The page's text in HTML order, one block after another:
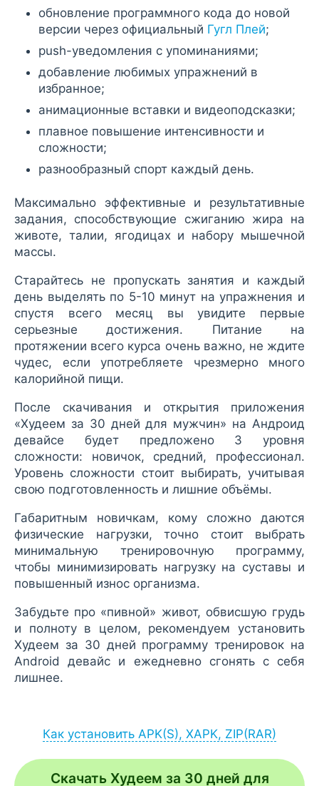
обновление программного кода до новой
версии через официальный Гугл Плей;
push-уведомления с упоминаниями;
добавление любимых упражнений в
избранное;
анимационные вставки и видеоподсказки;
плавное повышение интенсивности и
сложности;
разнообразный спорт каждый день.
Максимально эффективные и результативные
задания, способствующие сжиганию жира на
животе, талии, ягодицах и набору мышечной
массы.
Старайтесь не пропускать занятия и каждый
день выделять по 5-10 минут на упражнения и
спустя всего месяц вы увидите первые
серьезные достижения. Питание на
протяжении всего курса очень важно, не ждите
чудес, если употребляете чрезмерно много
калорийной пищи.
После скачивания и открытия приложения
«Худеем за 30 дней для мужчин» на Андроид
девайсе будет предложено 3 уровня
сложности: новичок, средний, профессионал.
Уровень сложности стоит выбирать, учитывая
свою подготовленность и лишние объёмы.
Габаритным новичкам, кому сложно даются
физические нагрузки, точно стоит выбрать
минимальную тренировочную программу,
чтобы минимизировать нагрузку на суставы и
повышенный износ организма.
Забудьте про «пивной» живот, обвисшую грудь
и полноту в целом, рекомендуем установить
Худеем за 30 дней программу тренировок на
Android девайс и ежедневно сгонять с себя
лишнее.
Как установить APK(S), XAPK, ZIP(RAR)
Скачать Худеем за 30 дней для